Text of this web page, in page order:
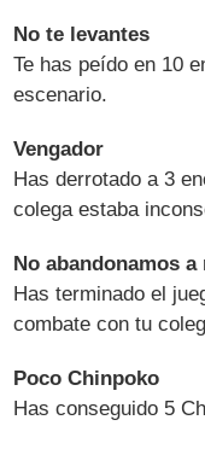
No te levantes
Te has peído en 10
escenario.
Vengador
Has derrotado a 3
colega estaba
No abandonamos a
Has terminado el
combate con tu
Poco Chinpoko
Has conseguido 5